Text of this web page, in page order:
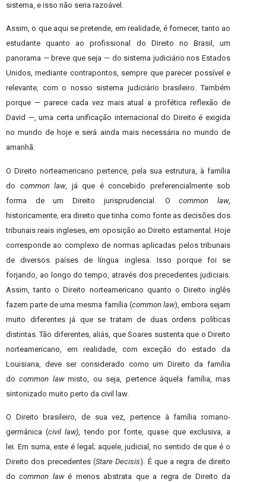
sistema, e isso não seria razoável.
Assim, o que aqui se pretende, em realidade, é fornecer, tanto ao
estudante quanto ao profissional do Direito no Brasil, um
panorama — breve que seja — do sistema judiciário nos Estados
Unidos, mediante contrapontos, sempre que parecer possível e
relevante, com o nosso sistema judiciário brasileiro. Também
porque — parece cada vez mais atual a profética reflexão de
David —, uma certa unificação internacional do Direito é exigida
no mundo de hoje e será ainda mais necessária no mundo de
amanhã.
O Direito norteamericano pertence, pela sua estrutura, à família
do common law, já que é concebido preferencialmente sob
forma de um Direito jurisprudencial. Ocommon law,
historicamente, era direito que tinha como fonte as decisões dos
tribunais reais ingleses, em oposição ao Direito estamental. Hoje
corresponde ao complexo de normas aplicadas pelos tribunais
de diversos países de língua inglesa. Isso porque foi se
forjando, ao longo do tempo, através dos precedentes judiciais.
Assim, tanto o Direito norteamericano quanto o Direito inglês
fazem parte de uma mesma família (common law), embora sejam
muito diferentes já que se tratam de duas ordens políticas
distintas. Tão diferentes, aliás, que Soares sustenta que o Direito
norteamericano, em realidade, com exceção do estado da
Louisiana, deve ser considerado como um Direito da família
docommon lawmisto, ou seja, pertence àquela família, mas
sintonizado muito perto da civil law.
O Direito brasileiro, de sua vez, pertence à família romano-
germânica (civil law), tendo por fonte, quase que exclusiva, a
lei. Em suma, este é legal; aquele, judicial, no sentido de que é o
Direito dos precedentes (Stare Decisis). É que a regra de direito
docommon lawé menos abstrata que a regra de Direito da